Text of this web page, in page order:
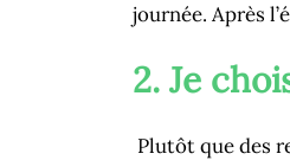
journée. Après
2. Je
Plutôt que des